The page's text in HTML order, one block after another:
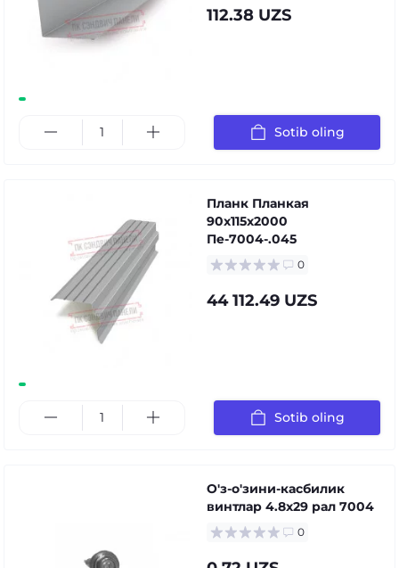
112.38 UZS
Sotib oling
Планк Планкая
90x115x2000
Пе-7004-.045
0
44 112.49 UZS
Sotib oling
О'з-о'зини-касбилик
винтлар 4.8x29 рал 7004
0